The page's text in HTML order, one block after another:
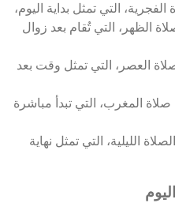
التي تمثل بداية اليوم،
الظهر، التي تُقام بعد زوال
العصر، التي تمثل وقت بعد
المغرب، التي تبدأ مباشرة
الليلية، التي تمثل نهاية